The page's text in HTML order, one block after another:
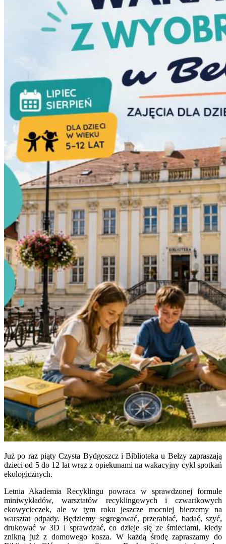
Już po raz piąty Czysta Bydgoszcz i Biblioteka u Bełzy zapraszają
dzieci od 5 do 12 lat wraz z opiekunami na wakacyjny cykl spotkań
ekologicznych.
Letnia Akademia Recyklingu powraca w sprawdzonej formule
miniwykładów, warsztatów recyklingowych i czwartkowych
ekowycieczek, ale w tym roku jeszcze mocniej bierzemy na
warsztat odpady. Będziemy segregować, przerabiać, badać, szyć,
drukować w 3D i sprawdzać, co dzieje się ze śmieciami, kiedy
znikną już z domowego kosza. W każdą środę zapraszamy do